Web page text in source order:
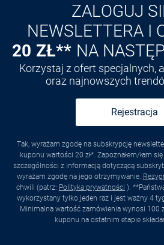
ZALOGUJ
NEWSLETTERA I
20 ZŁ** NA
Korzystaj z ofert specjalnych,
oraz najnowszych
Rejestracja
Tak, wyrażam zgodę na subskrypcję
kuponu wartości 20 zł*. Zapoznałem/łam
szczególności z informacją dotyczącą
wyrażam zgodę na jego otrzymywanie.
chwili (patrz: Polityka prywatności ).
wykorzystany tylko jeden raz i jest ważny 4
Minimalna wartość zamówienia wynosi 100
kuponu na ostatnim etapie